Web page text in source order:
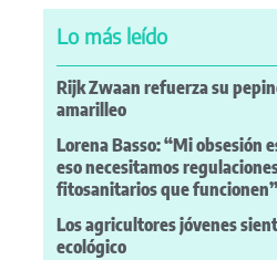
Lo más leído
Rijk Zwaan refuerza su
amarilleo
Lorena Basso: “Mi obsesión
eso necesitamos
fitosanitarios que funcionen”
Los agricultores jóvenes
ecológico